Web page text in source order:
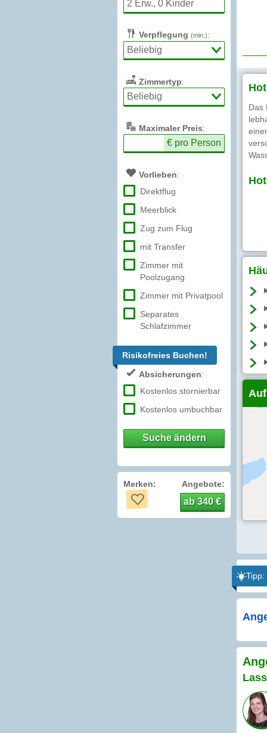
Verpflegung (min.):
Zimmertyp:
Maximaler Preis:
€ pro Person
Vorlieben:
Direktflug
Meerblick
Zug zum Flug
mit Transfer
Zimmer mit
Poolzugang
Zimmer mit Privatpool
Separates
Schlafzimmer
Risikofreies Buchen!
Absicherungen:
Kostenlos stornierbar
Kostenlos umbuchbar
Suche ändern
Merken: Angebote:
ab 340 €
Das
Tipp: